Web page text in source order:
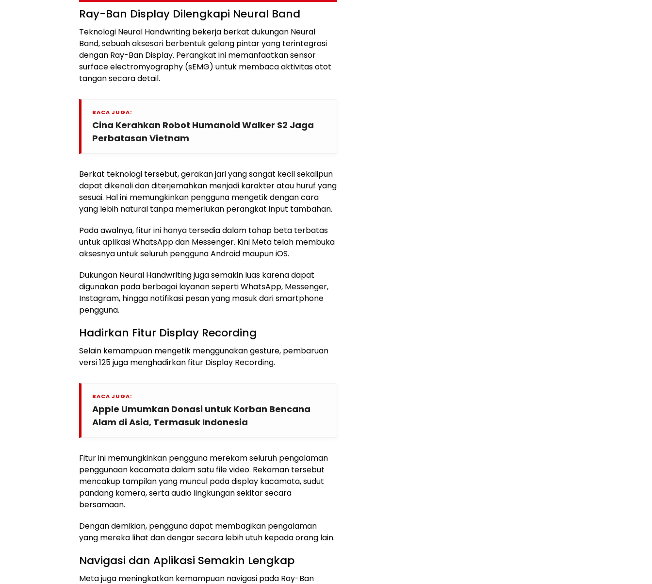
Ray-Ban Display Dilengkapi Neural Band
Teknologi Neural Handwriting bekerja berkat dukungan Neural
Band, sebuah aksesori berbentuk gelang pintar yang terintegrasi
dengan Ray-Ban Display. Perangkat ini memanfaatkan sensor
surface electromyography (sEMG) untuk membaca aktivitas otot
tangan secara detail.
BACA JUGA:
Cina Kerahkan Robot Humanoid Walker S2 Jaga
Perbatasan Vietnam
Berkat teknologi tersebut, gerakan jari yang sangat kecil sekalipun
dapat dikenali dan diterjemahkan menjadi karakter atau huruf yang
sesuai. Hal ini memungkinkan pengguna mengetik dengan cara
yang lebih natural tanpa memerlukan perangkat input tambahan.
Pada awalnya, fitur ini hanya tersedia dalam tahap beta terbatas
untuk aplikasi WhatsApp dan Messenger. Kini Meta telah membuka
aksesnya untuk seluruh pengguna Android maupun iOS.
Dukungan Neural Handwriting juga semakin luas karena dapat
digunakan pada berbagai layanan seperti WhatsApp, Messenger,
Instagram, hingga notifikasi pesan yang masuk dari smartphone
pengguna.
Hadirkan Fitur Display Recording
Selain kemampuan mengetik menggunakan gesture, pembaruan
versi 125 juga menghadirkan fitur Display Recording.
BACA JUGA:
Apple Umumkan Donasi untuk Korban Bencana
Alam di Asia, Termasuk Indonesia
Fitur ini memungkinkan pengguna merekam seluruh pengalaman
penggunaan kacamata dalam satu file video. Rekaman tersebut
mencakup tampilan yang muncul pada display kacamata, sudut
pandang kamera, serta audio lingkungan sekitar secara
bersamaan.
Dengan demikian, pengguna dapat membagikan pengalaman
yang mereka lihat dan dengar secara lebih utuh kepada orang lain.
Navigasi dan Aplikasi Semakin Lengkap
Meta juga meningkatkan kemampuan navigasi pada Ray-Ban